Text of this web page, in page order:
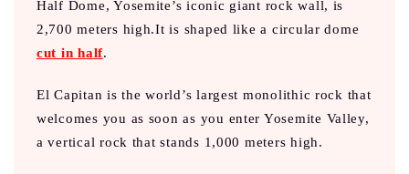
Half Dome, Yosemite’s iconic giant rock wall, is
2,700 meters high.It is shaped like a circular dome
cut in half.
El Capitan is the world’s largest monolithic rock that
welcomes you as soon as you enter Yosemite Valley,
a vertical rock that stands 1,000 meters high.